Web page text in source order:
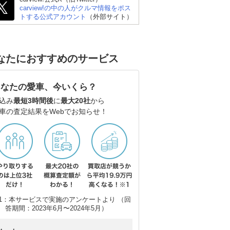
トヨタ カローラツーリ
ング
carview!の中の人がクルマ情報をポス
トする公式アカウント
（外部サイト）
たにおすすめのサービス
たの愛車、今いくら？
み最短3時間後に最大20社から
の査定結果をWebでお知らせ！
本サービスで実施のアンケートより （回
答期間：2023年6月〜2024年5月）